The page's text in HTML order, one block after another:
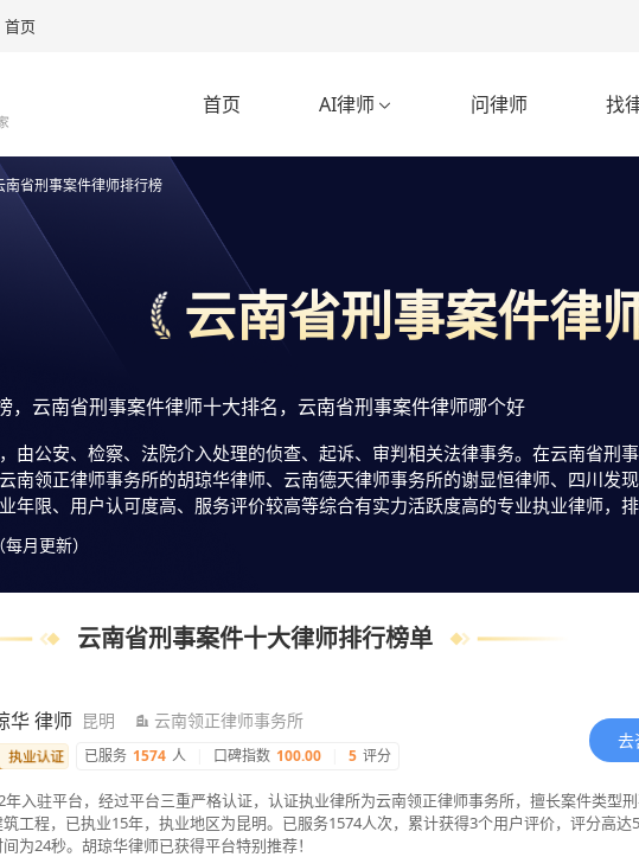
首页
首页 AI律师  问律师 找
南省刑事案件律师排行榜
云南省刑事案件律
，云南省刑事案件律师十大排名，云南省刑事案件律师哪个好
由公安、检察、法院介入处理的侦查、起诉、审判相关法律事务。在云南省
南领正律师事务所的胡琼华律师、云南德天律师事务所的谢显恒律师、四川
年限、用户认可度高、服务评价较高等综合有实力活跃度高的专业执业律师，
案情的，也可以直接免费提问咨询，24小时智能匹配律师在线回复！
月更新）
云南省刑事案件十大律师排行榜单
华律师 昆明 云南领正律师事务所
已服务 1574 人 口碑指数 100.00 5 评分
去
年入驻平台，经过平台三重严格认证，认证执业律所为云南领正律师事务所，擅长案件类型
工程，已执业15年，执业地区为昆明。已服务1574人次，累计获得3个用户评价，评分高达
为24秒。胡琼华律师已获得平台特别推荐！